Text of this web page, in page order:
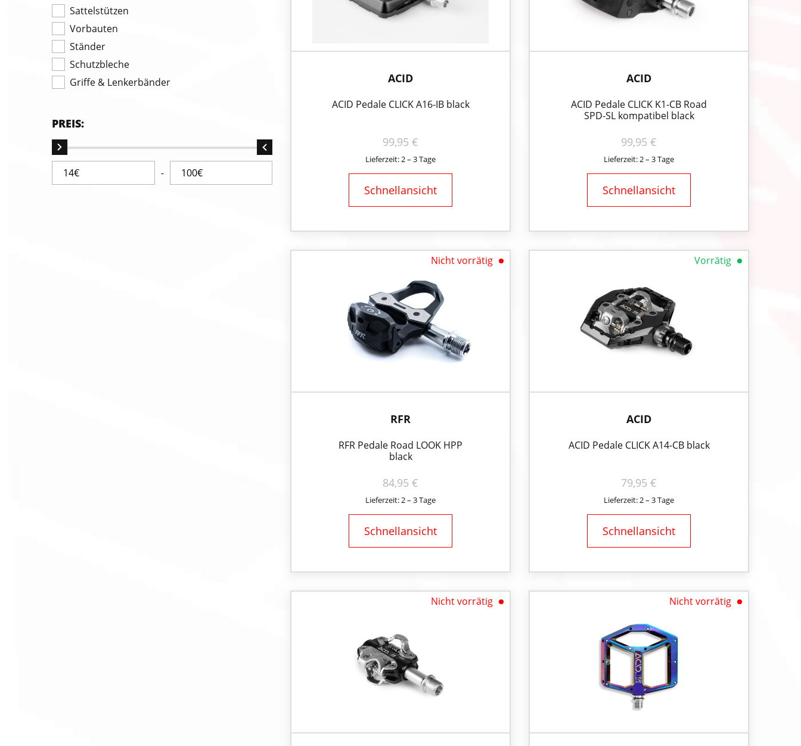
Sattelstützen
Vorbauten
Ständer
Schutzbleche
Griffe & Lenkerbänder
PREIS:
-
ACID
ACID Pedale CLICK A16-IB black
99,95 €
Lieferzeit: 2 – 3 Tage
Schnellansicht
ACID
ACID Pedale CLICK K1-CB Road
SPD-SL kompatibel black
99,95 €
Lieferzeit: 2 – 3 Tage
Schnellansicht
Nicht vorrätig
RFR
RFR Pedale Road LOOK HPP
black
84,95 €
Lieferzeit: 2 – 3 Tage
Schnellansicht
Vorrätig
ACID
ACID Pedale CLICK A14-CB black
79,95 €
Lieferzeit: 2 – 3 Tage
Schnellansicht
Nicht vorrätig Nicht vorrätig